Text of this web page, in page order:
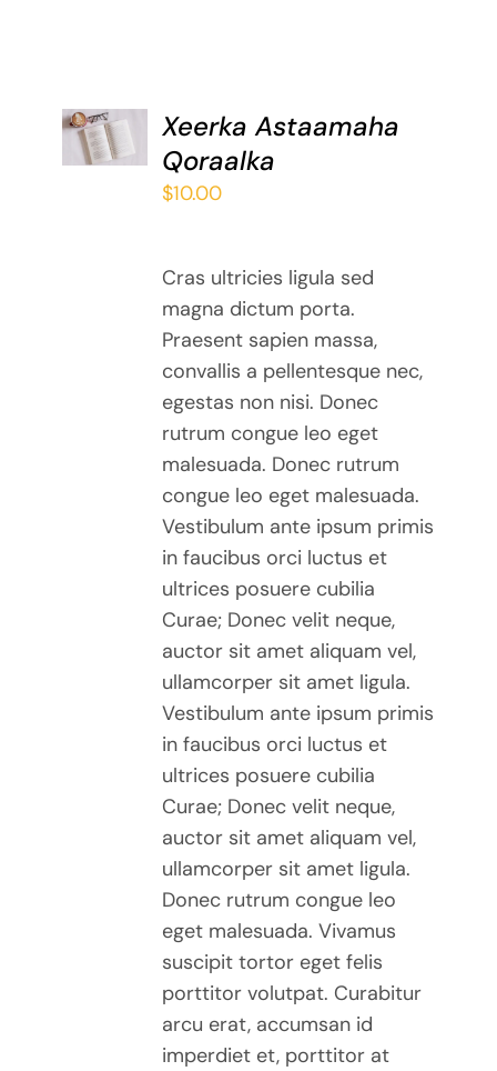
ADD TO
BASKET
/
Xeerka Astaamaha
Qoraalka
$10.00
Cras ultricies ligula sed
magna dictum porta.
Praesent sapien massa,
convallis a pellentesque nec,
egestas non nisi. Donec
rutrum congue leo eget
malesuada. Donec rutrum
congue leo eget malesuada.
Vestibulum ante ipsum primis
in faucibus orci luctus et
ultrices posuere cubilia
Curae; Donec velit neque,
auctor sit amet aliquam vel,
ullamcorper sit amet ligula.
Vestibulum ante ipsum primis
in faucibus orci luctus et
ultrices posuere cubilia
Curae; Donec velit neque,
auctor sit amet aliquam vel,
ullamcorper sit amet ligula.
Donec rutrum congue leo
eget malesuada. Vivamus
suscipit tortor eget felis
porttitor volutpat. Curabitur
arcu erat, accumsan id
imperdiet et, porttitor at